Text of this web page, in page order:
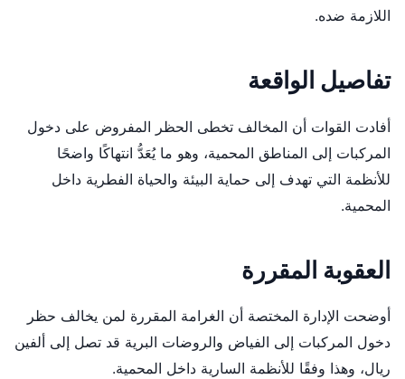
اللازمة ضده.
تفاصيل الواقعة
أفادت القوات أن المخالف تخطى الحظر المفروض على دخول
المركبات إلى المناطق المحمية، وهو ما يُعَدُّ انتهاكًا واضحًا
للأنظمة التي تهدف إلى حماية البيئة والحياة الفطرية داخل
المحمية.
العقوبة المقررة
أوضحت الإدارة المختصة أن الغرامة المقررة لمن يخالف حظر
دخول المركبات إلى الفياض والروضات البرية قد تصل إلى ألفين
ريال، وهذا وفقًا للأنظمة السارية داخل المحمية.